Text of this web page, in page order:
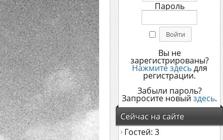
Пароль
Вы не
зарегистрированы?
Нажмите здесьдля
регистрации.
Забыли пароль?
Запросите новый здесь.
Сейчас на сайте
Гостей: 3